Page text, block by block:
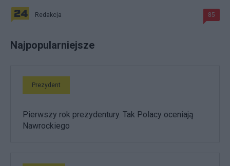
Redakcja 85
Najpopularniejsze
Prezydent
Pierwszy rok prezydentury. Tak Polacy oceniają
Nawrockiego